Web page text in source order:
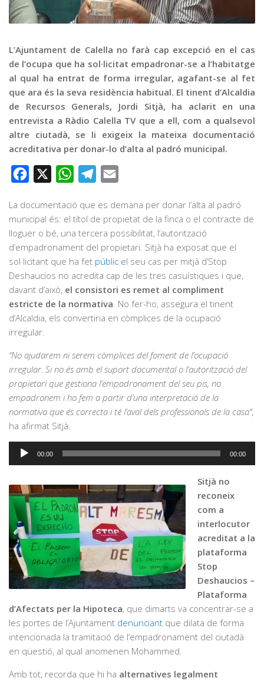
Publicitat
Contacte
L’Ajuntament de Calella no farà cap excepció en el cas
de l’ocupa que ha sol·licitat empadronar-se a l’habitatge
al qual ha entrat de forma irregular, agafant-se al fet
que ara és la seva residència habitual. El tinent d’Alcaldia
de Recursos Generals, Jordi Sitjà, ha aclarit en una
entrevista a Ràdio Calella TV que a ell, com a qualsevol
altre ciutadà, se li exigeix la mateixa documentació
acreditativa per donar-lo d’alta al padró municipal.
Facebook WhatsAppTelegram
La documentació que es demana per donar l’alta al padró
municipal és: el títol de propietat de la finca o el contracte de
lloguer o bé, una tercera possibilitat, l’autorització
d’empadronament del propietari. Sitjà ha exposat que el
sol·licitant que ha fet públic el seu cas per mitjà d’Stop
Deshaucios no acredita cap de les tres casuístiques i que,
davant d’això, el consistori es remet al compliment
estricte de la normativa . No fer-ho, assegura el tinent
d’Alcaldia, els convertiria en còmplices de la ocupació
irregular.
“No ajudarem ni serem còmplices del foment de l’ocupació
irregular. Si no és amb el suport documental o l’autorització del
propietari que gestiona l’empadronament del seu pis, no
empadronem i ho fem a partir d’una interpretació de la
normativa que és correcta i té l’aval dels professionals de la casa”,
ha afirmat Sitjà.
Reproductor
00:00 00:00
Sitjà no
reconeix
com a
interlocutor
acreditat a la
plataforma
Stop
Deshaucios –
Plataforma
d’Afectats per la Hipoteca, que dimarts va concentrar-se a
les portes de l’Ajuntament denunciant que dilata de forma
intencionada la tramitació de l’empadronament del ciutadà
en qüestió, al qual anomenen Mohammed.
Amb tot, recorda que hi ha alternatives legalment